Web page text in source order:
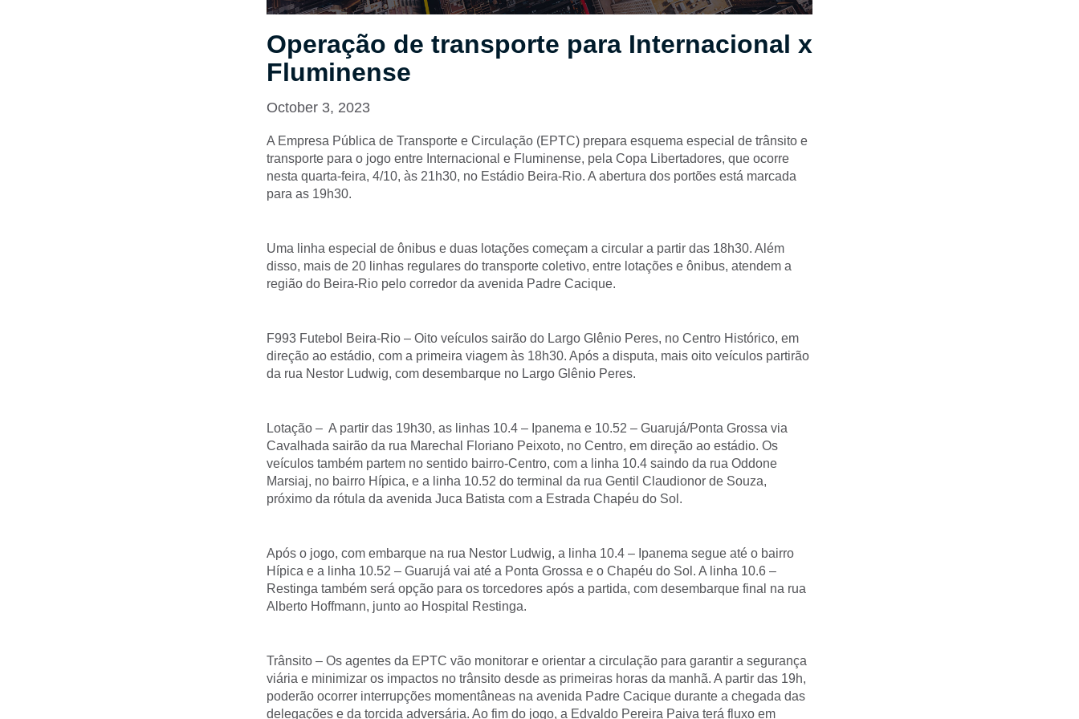
Operação de transporte para Internacional x
Fluminense
October 3, 2023
A Empresa Pública de Transporte e Circulação (EPTC) prepara esquema especial de trânsito e
transporte para o jogo entre Internacional e Fluminense, pela Copa Libertadores, que ocorre
nesta quarta-feira, 4/10, às 21h30, no Estádio Beira-Rio. A abertura dos portões está marcada
para as 19h30.
Uma linha especial de ônibus e duas lotações começam a circular a partir das 18h30. Além
disso, mais de 20 linhas regulares do transporte coletivo, entre lotações e ônibus, atendem a
região do Beira-Rio pelo corredor da avenida Padre Cacique.
F993 Futebol Beira-Rio – Oito veículos sairão do Largo Glênio Peres, no Centro Histórico, em
direção ao estádio, com a primeira viagem às 18h30. Após a disputa, mais oito veículos partirão
da rua Nestor Ludwig, com desembarque no Largo Glênio Peres.
Lotação – A partir das 19h30, as linhas 10.4 – Ipanema e 10.52 – Guarujá/Ponta Grossa via
Cavalhada sairão da rua Marechal Floriano Peixoto, no Centro, em direção ao estádio. Os
veículos também partem no sentido bairro-Centro, com a linha 10.4 saindo da rua Oddone
Marsiaj, no bairro Hípica, e a linha 10.52 do terminal da rua Gentil Claudionor de Souza,
próximo da rótula da avenida Juca Batista com a Estrada Chapéu do Sol.
Após o jogo, com embarque na rua Nestor Ludwig, a linha 10.4 – Ipanema segue até o bairro
Hípica e a linha 10.52 – Guarujá vai até a Ponta Grossa e o Chapéu do Sol. A linha 10.6 –
Restinga também será opção para os torcedores após a partida, com desembarque final na rua
Alberto Hoffmann, junto ao Hospital Restinga.
Trânsito – Os agentes da EPTC vão monitorar e orientar a circulação para garantir a segurança
viária e minimizar os impactos no trânsito desde as primeiras horas da manhã. A partir das 19h,
poderão ocorrer interrupções momentâneas na avenida Padre Cacique durante a chegada das
delegações e da torcida adversária. Ao fim do jogo, a Edvaldo Pereira Paiva terá fluxo em